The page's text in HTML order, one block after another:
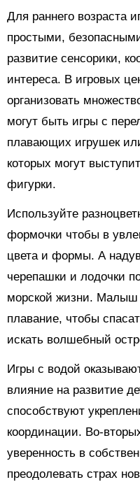
Для раннего возраста
простыми,
развитие сенсорики,
интереса. В игровых
организовать
могут быть игры с
плавающих игрушек
которых могут
фигурки.
Используйте
формочки чтобы в
цвета и формы. А
черепашки и лодочки
морской жизни. Малыш
плавание, чтобы
искать волшебный
Игры с водой
влияние на развитие
способствуют
координации. Во-
уверенность в
преодолевать страх